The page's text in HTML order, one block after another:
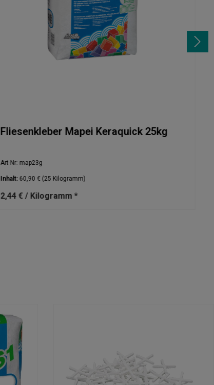
Fliesenkleber Mapei Keraquick 25kg
Art-Nr: map23g
Inhalt: 60,90 € (25 Kilogramm)
2,44 € / Kilogramm *